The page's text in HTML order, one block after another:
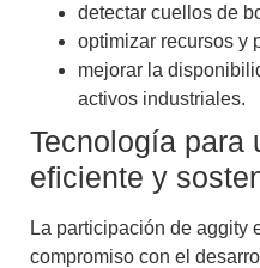
detectar cuellos de
optimizar recursos y
mejorar la
activos industriales.
Tecnología para
eficiente y
La participación de aggity
compromiso con el